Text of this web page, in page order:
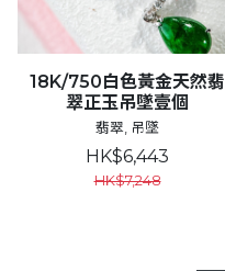
18K/750白色黃金天然翡
翠正玉吊墜壹個
翡翠, 吊墜
HK$6,443
HK$7,248